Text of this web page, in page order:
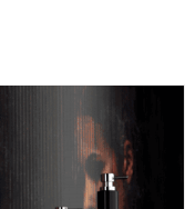
قیمت یک دست